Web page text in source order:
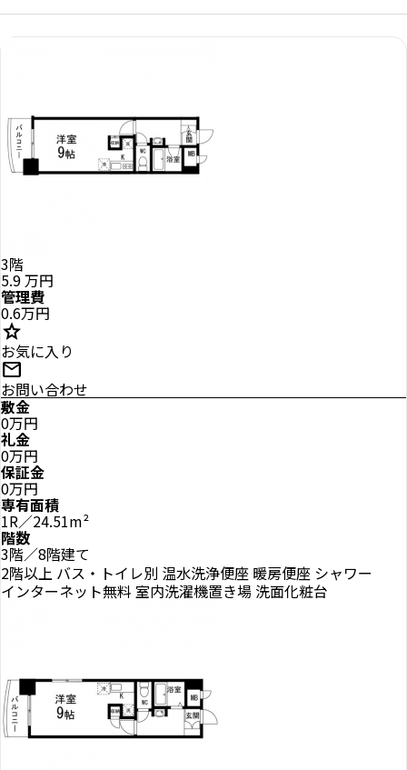
3階
5.9万円
管理費
0.6万円
star
お気に入り
mail
お問い合わせ
敷金
0万円
礼金
0万円
保証金
0万円
専有面積
1R／24.51m²
階数
3階／8階建て
2階以上 バス・トイレ別 温水洗浄便座 暖房便座 シャワー
インターネット無料 室内洗濯機置き場 洗面化粧台